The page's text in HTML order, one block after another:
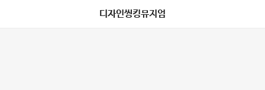
디자인씽킹뮤지엄